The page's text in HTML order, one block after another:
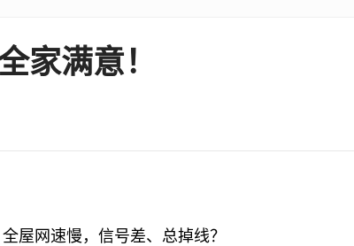
家满意！
全屋网速慢，信号差、总掉线？